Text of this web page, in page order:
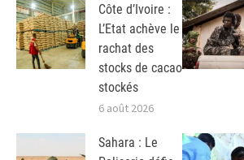
Côte d’Ivoire :
L’Etat achève le
rachat des
stocks de cacao
stockés
6 août 2026
Sahara : Le